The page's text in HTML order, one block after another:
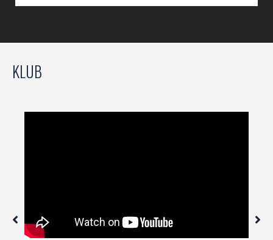
KLUB